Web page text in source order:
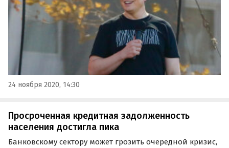
24 ноября 2020, 14:30
Просроченная кредитная задолженность
населения достигла пика
Банковскому сектору может грозить очередной кризис,